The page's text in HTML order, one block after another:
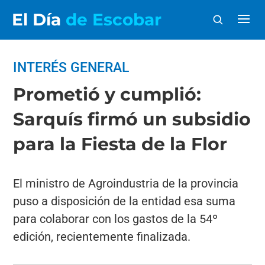
El Día de Escobar
INTERÉS GENERAL
Prometió y cumplió:
Sarquís firmó un subsidio
para la Fiesta de la Flor
El ministro de Agroindustria de la provincia
puso a disposición de la entidad esa suma
para colaborar con los gastos de la 54º
edición, recientemente finalizada.